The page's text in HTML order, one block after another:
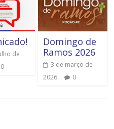
de
0
Domingo de
Ramos 2026
3 de março de
2026
0